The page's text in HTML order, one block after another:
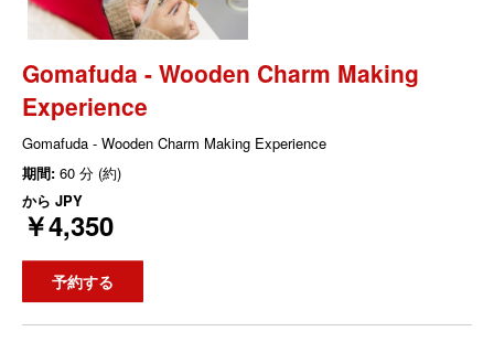
Gomafuda - Wooden Charm Making
Experience
Gomafuda - Wooden Charm Making Experience
期間: 60 分 (約)
から JPY
￥4,350
予約する